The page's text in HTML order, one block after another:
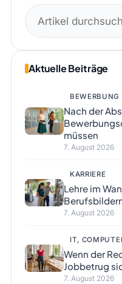
Suchen
nach:
Aktuelle Beiträge
BEWERBUNG
Nach der
müssen
7. August 2026
KARRIERE
Lehre im
7. August 2026
IT,
Wenn der
Jobbetrug
7. August 2026